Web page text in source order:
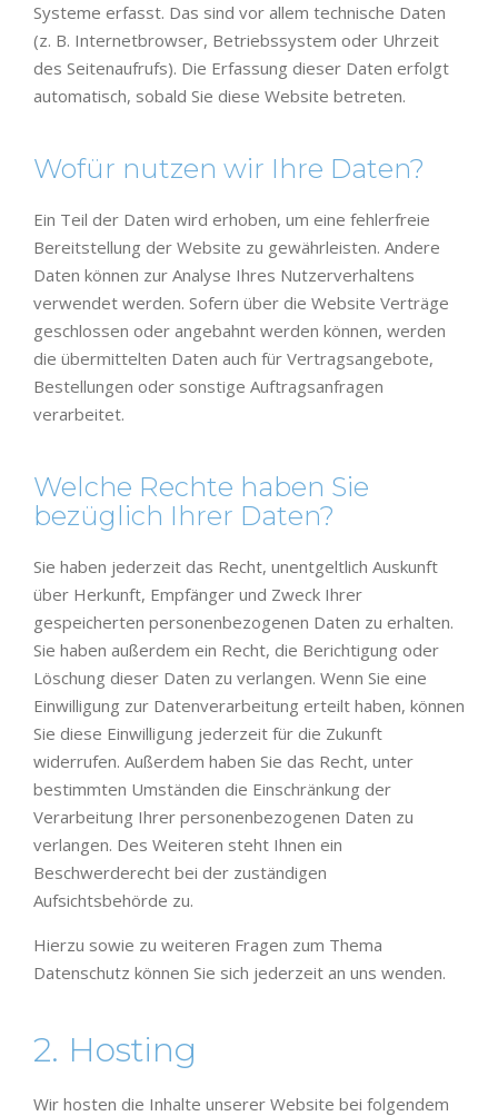
Systeme erfasst. Das sind vor allem technische Daten
(z. B. Internetbrowser, Betriebssystem oder Uhrzeit
des Seitenaufrufs). Die Erfassung dieser Daten erfolgt
automatisch, sobald Sie diese Website betreten.
Wofür nutzen wir Ihre Daten?
Ein Teil der Daten wird erhoben, um eine fehlerfreie
Bereitstellung der Website zu gewährleisten. Andere
Daten können zur Analyse Ihres Nutzerverhaltens
verwendet werden. Sofern über die Website Verträge
geschlossen oder angebahnt werden können, werden
die übermittelten Daten auch für Vertragsangebote,
Bestellungen oder sonstige Auftragsanfragen
verarbeitet.
Welche Rechte haben Sie
bezüglich Ihrer Daten?
Sie haben jederzeit das Recht, unentgeltlich Auskunft
über Herkunft, Empfänger und Zweck Ihrer
gespeicherten personenbezogenen Daten zu erhalten.
Sie haben außerdem ein Recht, die Berichtigung oder
Löschung dieser Daten zu verlangen. Wenn Sie eine
Einwilligung zur Datenverarbeitung erteilt haben, können
Sie diese Einwilligung jederzeit für die Zukunft
widerrufen. Außerdem haben Sie das Recht, unter
bestimmten Umständen die Einschränkung der
Verarbeitung Ihrer personenbezogenen Daten zu
verlangen. Des Weiteren steht Ihnen ein
Beschwerderecht bei der zuständigen
Aufsichtsbehörde zu.
Hierzu sowie zu weiteren Fragen zum Thema
Datenschutz können Sie sich jederzeit an uns wenden.
2. Hosting
Wir hosten die Inhalte unserer Website bei folgendem